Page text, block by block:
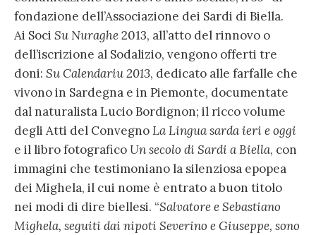
fondazione dell’Associazione dei Sardi di Biella.
Ai Soci Su Nuraghe2013, all’atto del rinnovo o
dell’iscrizione al Sodalizio, vengono offerti tre
doni: Su Calendariu 2013, dedicato alle farfalle che
vivono in Sardegna e in Piemonte, documentate
dal naturalista Lucio Bordignon; il ricco volume
degli Atti del ConvegnoLa Lingua sarda ieri e oggi
e il libro fotografico Un secolo di Sardi a Biella, con
immagini che testimoniano la silenziosa epopea
dei Mighela, il cui nome è entrato a buon titolo
nei modi di dire biellesi. “Salvatore e Sebastiano
Mighela, seguiti dai nipoti Severino e Giuseppe, sono